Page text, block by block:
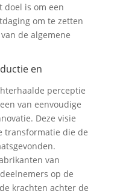
is om een
om te zetten
de algemene
en
perceptie
van eenvoudige
Deze visie
transformatie die de
van
op de
krachten achter de